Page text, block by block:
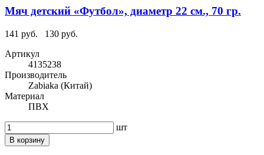
Мяч детский «Футбол», диаметр 22 см., 70 гр.
141 руб.
130 руб.
Артикул
4135238
Производитель
Zabiaka (Китай)
Материал
ПВХ
шт
В корзину